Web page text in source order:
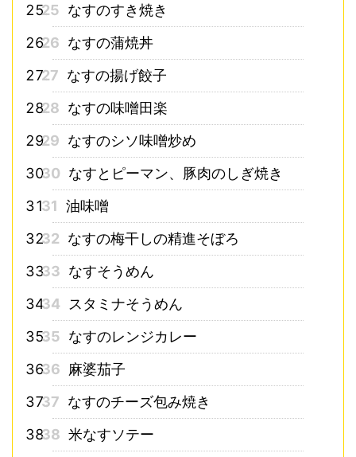
25 なすのすき焼き
26 なすの蒲焼丼
27 なすの揚げ餃子
28 なすの味噌田楽
29 なすのシソ味噌炒め
30 なすとピーマン、豚肉のしぎ焼き
31 油味噌
32 なすの梅干しの精進そぼろ
33 なすそうめん
34
スタミナそうめん
35 なすのレンジカレー
36
麻婆茄子
37 なすのチーズ包み焼き
38 米なすソテー